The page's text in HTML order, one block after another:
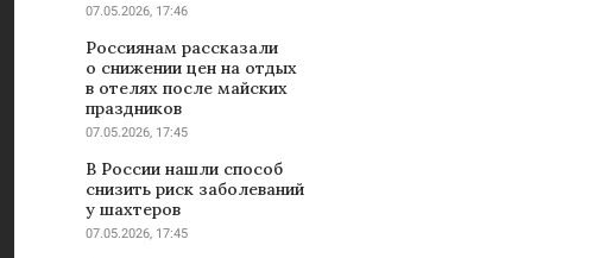
07.05.2026, 17:46
Россиянам рассказали
о снижении цен на отдых
в отелях после майских
праздников
07.05.2026, 17:45
В России нашли способ
снизить риск заболеваний
у шахтеров
07.05.2026, 17:45